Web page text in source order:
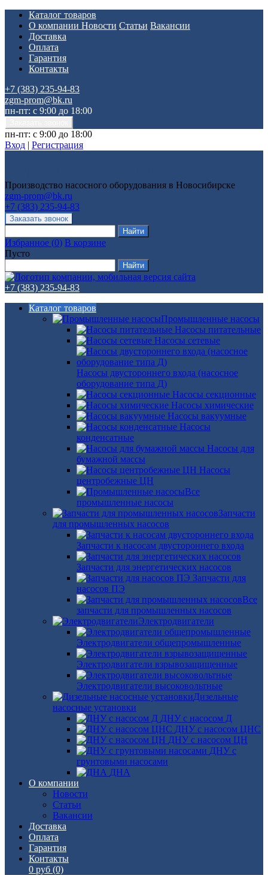
Каталог товаров
О компании Новости Статьи Вакансии
Доставка
Оплата
Гарантия
Контакты
+7 (383) 235-94-83
zgm-prom@bk.ru
пн-пт: с 9:00 до 18:00
пн-пт: с 9:00 до 18:00
Вход | Регистрация
Производство насосного оборудования в Новосибирске
zgm-prom@bk.ru
+7 (383) 235-94-83
Избранное (0) В корзине
Пусто
+7 (383) 235-94-83
Каталог товаров
Промышленные насосы
Насосы питательные
Насосы сетевые
Насосы двустороннего входа (насосное
оборудование типа Д)
Насосы секционные
Насосы химические
Насосы вакуумные
Насосы
конденсатные
Насосы для
бумажной массы
Насосы
центробежные ЦН
Все
промышленные насосы
Запчасти
для промышленных насосов
Запчасти к насосам двустороннего входа
Запчасти для энергетических насосов
Запчасти для
насосов ПЭ
Все
запчасти для промышленных насосов
Электродвигатели
Электродвигатели общепромышленные
Электродвигатели взрывозащищенные
Электродвигатели высоковольтные
Дизельные
насосные установки
ДНУ с насосом Д
ДНУ с насосом ЦНС
ДНУ с насосом ЦН
ДНУ с
грунтовыми насосами
ДНА
О компании
Новости
Статьи
Вакансии
Доставка
Оплата
Гарантия
Контакты
0 руб (0)